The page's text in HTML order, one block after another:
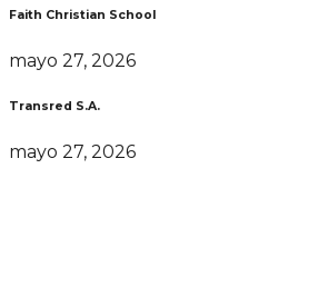
Faith Christian School
mayo 27, 2026
Transred S.A.
mayo 27, 2026